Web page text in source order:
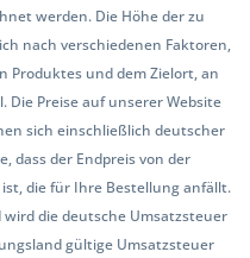
werden. Die Höhe der zu
nach verschiedenen Faktoren,
Produktes und dem Zielort, an
Die Preise auf unserer Website
sich einschließlich deutscher
dass der Endpreis von der
die für Ihre Bestellung anfällt.
wird die deutsche Umsatzsteuer
gültige Umsatzsteuer